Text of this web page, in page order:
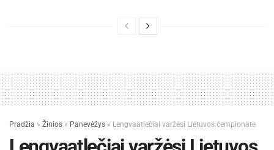
Pradžia » Žinios » Panevėžys » Lengvaatlečiai varžėsi Lietuvos čempionate